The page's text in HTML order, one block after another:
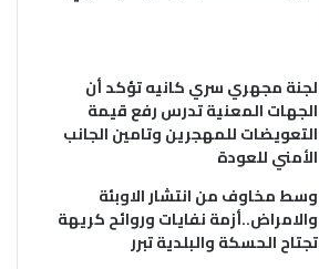
لجنة مجهري سري كانيه تؤكد أن
الجهات المعنية تدرس رفع قيمة
التعويضات للمهجرين وتامين الجانب
الأمني للعودة
وسط مخاوف من انتشار الاوبئة
والامراض..أزمة نفايات وروائح كريهة
تجتاح الحسكة والبلدية تبرر